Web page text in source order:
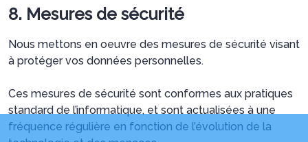
8. Mesures de sécurité
Nous mettons en oeuvre des mesures de sécurité visant
à protéger vos données personnelles.
Ces mesures de sécurité sont conformes aux pratiques
standard de l’informatique, et sont actualisées à une
fréquence régulière en fonction de l’évolution de la